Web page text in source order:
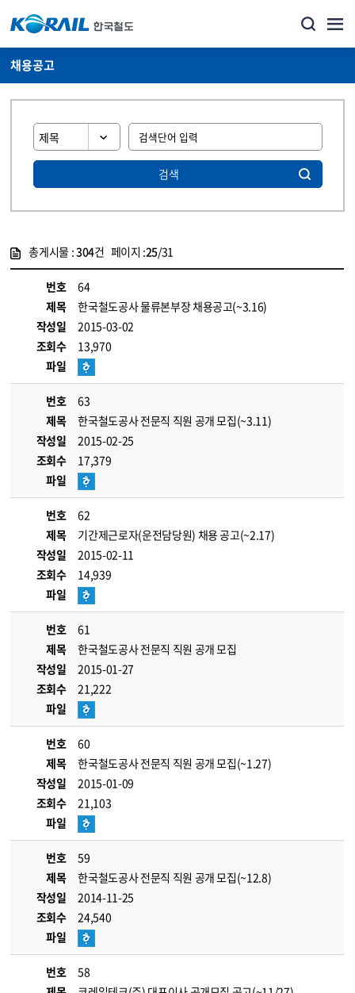
채용공고
검색
총게시물 :304건 페이지 :25/31
번호
64
제목
한국철도공사 물류본부장 채용공고(~3.16)
작성일
2015-03-02
조회수
13,970
파일
번호
63
제목
한국철도공사 전문직 직원 공개 모집(~3.11)
작성일
2015-02-25
조회수
17,379
파일
번호
62
제목
기간제근로자(운전담당원) 채용 공고(~2.17)
작성일
2015-02-11
조회수
14,939
파일
번호
61
제목
한국철도공사 전문직 직원 공개 모집
작성일
2015-01-27
조회수
21,222
파일
번호
60
제목
한국철도공사 전문직 직원 공개 모집(~1.27)
작성일
2015-01-09
조회수
21,103
파일
번호
59
제목
한국철도공사 전문직 직원 공개 모집(~12.8)
작성일
2014-11-25
조회수
24,540
파일
번호
58